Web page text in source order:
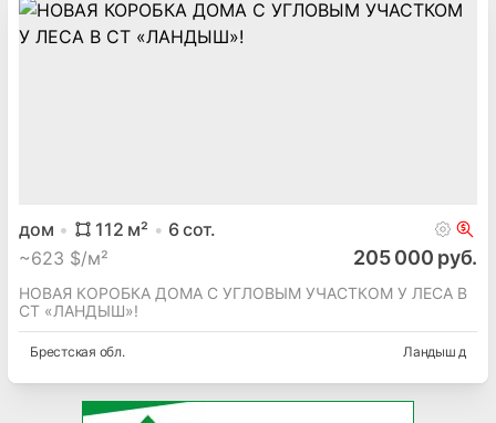
дом 112 м² 6сот.
~623 $/м² 205 000 руб.
НОВАЯ КОРОБКА ДОМА С УГЛОВЫМ УЧАСТКОМ У ЛЕСА В
СТ «ЛАНДЫШ»!
Брестская обл. Ландыш д